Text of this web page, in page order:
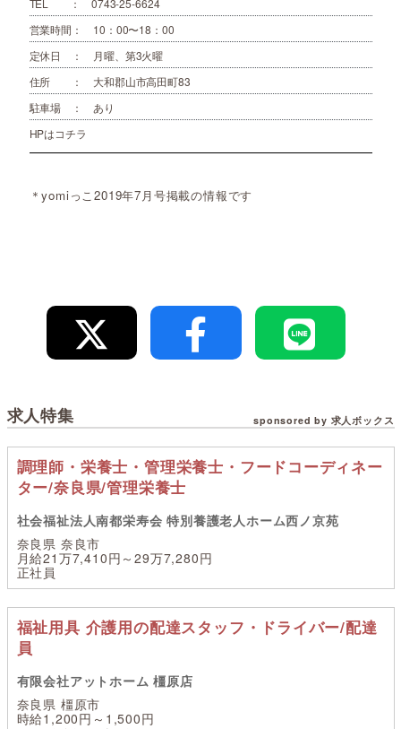
TEL ： 0743-25-6624
営業時間： 10：00〜18：00
定休日 ： 月曜、第3火曜
住所 ： 大和郡山市高田町83
駐車場 ： あり
HPはコチラ
＊yomiっこ2019年7月号掲載の情報です
求人特集 sponsored by 求人ボックス
調理師・栄養士・管理栄養士・フードコーディネー
ター/奈良県/管理栄養士
社会福祉法人南都栄寿会 特別養護老人ホーム西ノ京苑
奈良県 奈良市
月給21万7,410円～29万7,280円
正社員
福祉用具 介護用の配達スタッフ・ドライバー/配達
員
有限会社アットホーム 橿原店
奈良県 橿原市
時給1,200円～1,500円